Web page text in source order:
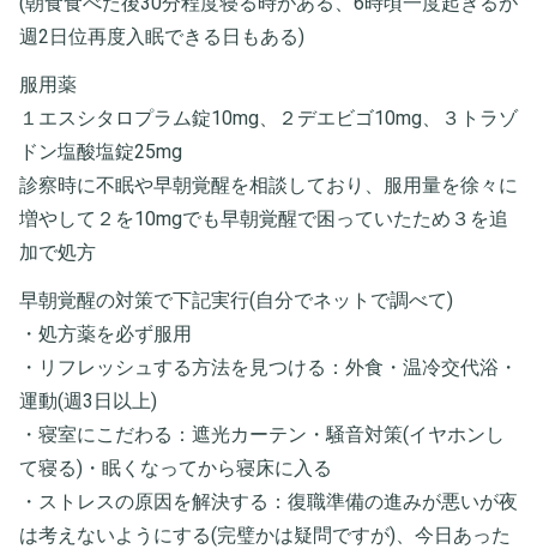
週2日位再度入眠できる日もある)
服用薬
１エスシタロプラム錠10mg、２デエビゴ10mg、３トラゾ
ドン塩酸塩錠25mg
診察時に不眠や早朝覚醒を相談しており、服用量を徐々に
増やして２を10mgでも早朝覚醒で困っていたため３を追
加で処方
早朝覚醒の対策で下記実行(自分でネットで調べて)
・処方薬を必ず服用
・リフレッシュする方法を見つける：外食・温冷交代浴・
運動(週3日以上)
・寝室にこだわる：遮光カーテン・騒音対策(イヤホンし
て寝る)・眠くなってから寝床に入る
・ストレスの原因を解決する：復職準備の進みが悪いが夜
は考えないようにする(完璧かは疑問ですが)、今日あった